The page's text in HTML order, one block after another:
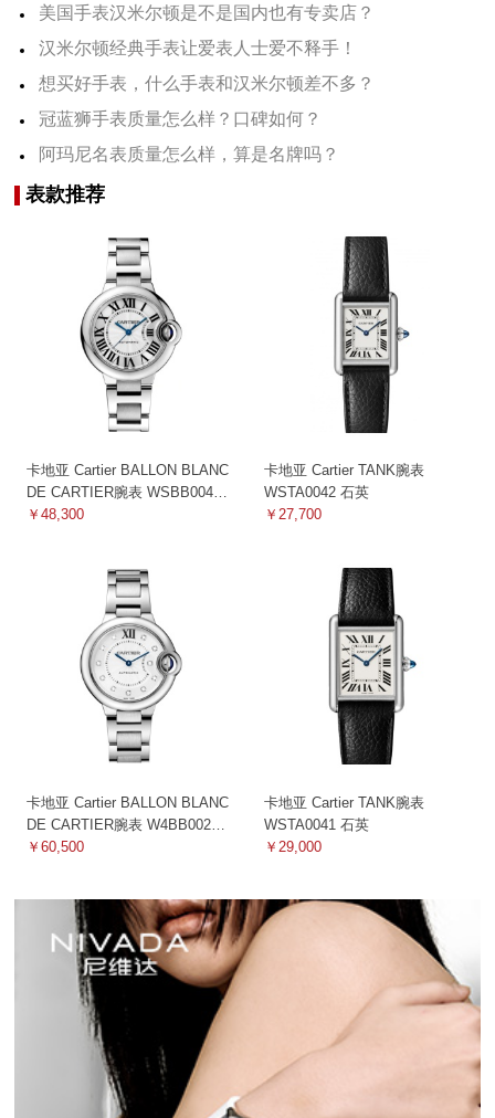
美国手表汉米尔顿是不是国内也有专卖店？
汉米尔顿经典手表让爱表人士爱不释手！
想买好手表，什么手表和汉米尔顿差不多？
冠蓝狮手表质量怎么样？口碑如何？
阿玛尼名表质量怎么样，算是名牌吗？
表款推荐
卡地亚 Cartier BALLON BLANC
DE CARTIER腕表 WSBB0044
机械
￥48,300
卡地亚 Cartier TANK腕表
WSTA0042 石英
￥27,700
卡地亚 Cartier BALLON BLANC
DE CARTIER腕表 W4BB0021
机械
￥60,500
卡地亚 Cartier TANK腕表
WSTA0041 石英
￥29,000